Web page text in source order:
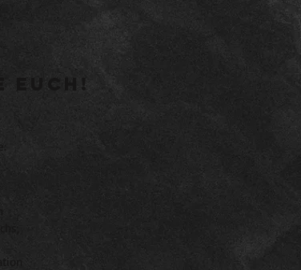
euch!